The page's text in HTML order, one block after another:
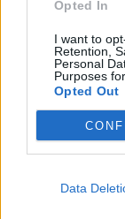
Opted In
I want to
Retention,
Personal
Purposes
Opted Out
Data